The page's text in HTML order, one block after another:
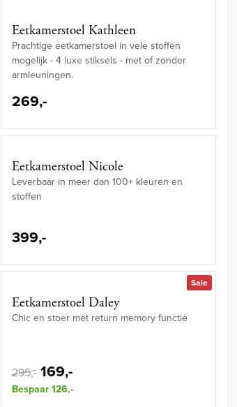
Eetkamerstoel Kathleen
Prachtige eetkamerstoel in vele stoffen
mogelijk - 4 luxe stiksels - met of zonder
armleuningen.
269,-
Eetkamerstoel Nicole
Leverbaar in meer dan 100+ kleuren en
stoffen
399,-
Sale
Eetkamerstoel Daley
Chic en stoer met return memory functie
295,- 169,-
Bespaar 126,-